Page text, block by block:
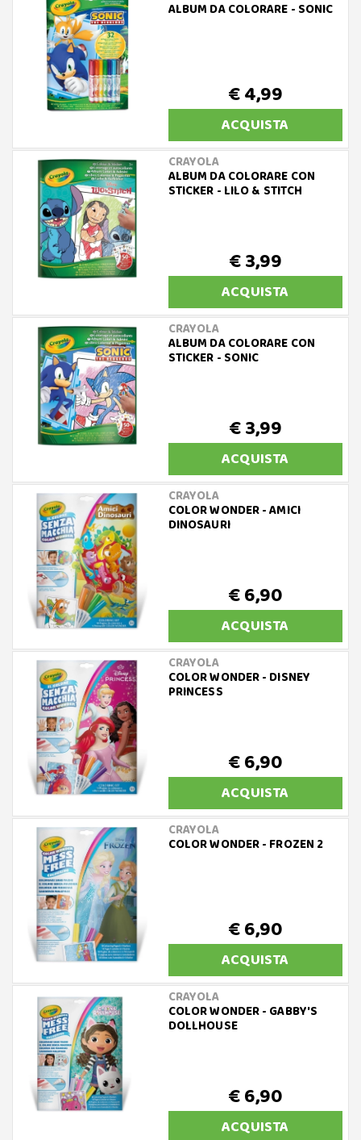
ALBUM DA COLORARE - SONIC
€ 4,99
ACQUISTA
CRAYOLA
ALBUM DA COLORARE CON
STICKER - LILO & STITCH
€ 3,99
ACQUISTA
CRAYOLA
ALBUM DA COLORARE CON
STICKER - SONIC
€ 3,99
ACQUISTA
CRAYOLA
COLOR WONDER - AMICI
DINOSAURI
€ 6,90
ACQUISTA
CRAYOLA
COLOR WONDER - DISNEY
PRINCESS
€ 6,90
ACQUISTA
CRAYOLA
COLOR WONDER - FROZEN 2
€ 6,90
ACQUISTA
CRAYOLA
COLOR WONDER - GABBY'S
DOLLHOUSE
€ 6,90
ACQUISTA